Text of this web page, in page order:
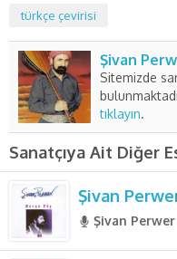
türkçe çevirisi
Şivan
Sitemizde
tıklayın.
Sanatçıya Ait Diğer
Şivan
Şivan Perwer